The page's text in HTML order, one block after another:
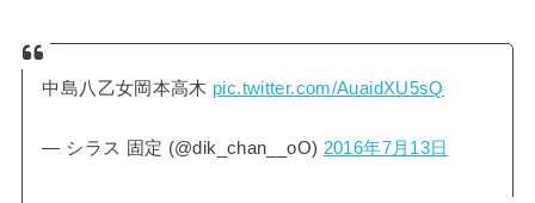
中島八乙女岡本高木 pic.twitter.com/AuaidXU5sQ
— シラス 固定 (@dik_chan__oO) 2016年7月13日